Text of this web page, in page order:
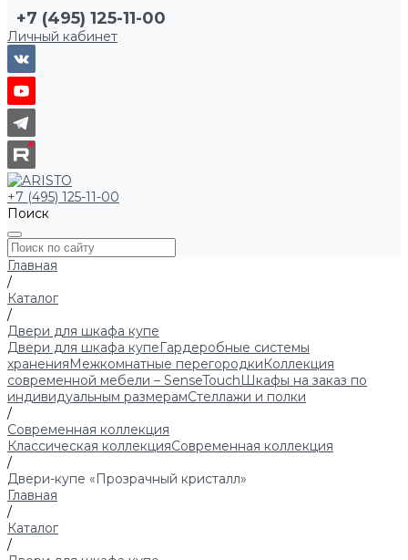
+7 (495) 125-11-00
Личный кабинет
+7 (495) 125-11-00
Поиск
Главная
/
Каталог
/
Двери для шкафа купе
Двери для шкафа купеГардеробные системы
храненияМежкомнатные перегородкиКоллекция
современной мебели – SenseTouchШкафы на заказ по
индивидуальным размерамСтеллажи и полки
/
Современная коллекция
Классическая коллекцияСовременная коллекция
/
Двери-купе «Прозрачный кристалл»
Главная
/
Каталог
/